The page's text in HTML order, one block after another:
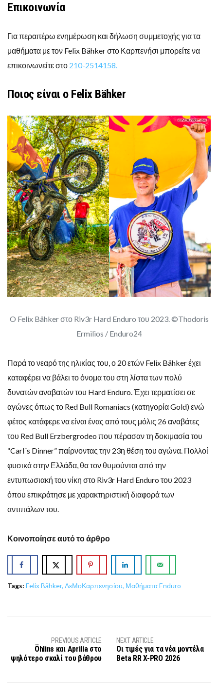
Επικοινωνία
Για περαιτέρω ενημέρωση και δήλωση συμμετοχής για τα
μαθήματα με τον Felix Bähker στο Καρπενήσι μπορείτε να
επικοινωνείτε στο 210-2514158.
Ποιος είναι ο Felix Bähker
O Felix Bähker στο Riv3r Hard Enduro του 2023. ©Thodoris
Ermilios / Enduro24
Παρά το νεαρό της ηλικίας του, ο 20 ετών Felix Bähker έχει
καταφέρει να βάλει το όνομα του στη λίστα των πολύ
δυνατών αναβατών του Hard Enduro. Έχει τερματίσει σε
αγώνες όπως το Red Bull Romaniacs (κατηγορία Gold) ενώ
φέτος κατάφερε να είναι ένας από τους μόλις 26 αναβάτες
του Red Bull Erzbergrodeo που πέρασαν τη δοκιμασία του
“Carl´s Dinner” παίρνοντας την 23η θέση του αγώνα. Πολλοί
φυσικά στην Ελλάδα, θα τον θυμούνται από την
εντυπωσιακή του νίκη στο Riv3r Hard Enduro του 2023
όπου επικράτησε με χαρακτηριστική διαφορά των
αντιπάλων του.
Κοινοποίησε αυτό το άρθρο
Tags: Felix Bähker, ΛεΜοΚαρπενησίου, Μαθήματα Enduro
PREVIOUS ARTICLE
Öhlins και Aprilia στο
ψηλότερο σκαλί του βάθρου
NEXT ARTICLE
Οι τιμές για τα νέα μοντέλα
Beta RR X-PRO 2026